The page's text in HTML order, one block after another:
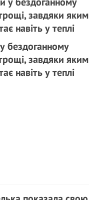
бездоганному
завдяки яким
навіть у теплі